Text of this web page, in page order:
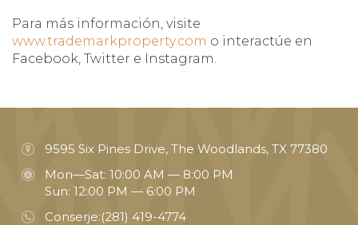
Para más información, visite
www.trademarkproperty.com o interactúe en
Facebook, Twitter e Instagram.
9595 Six Pines Drive, The Woodlands, TX 77380
Mon—Sat: 10:00 AM — 8:00 PM
Sun: 12:00 PM — 6:00 PM
Conserje:(281) 419-4774